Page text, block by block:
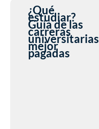
¿Qué
estudiar?
Guía de las
carreras
universitarias
mejor
pagadas